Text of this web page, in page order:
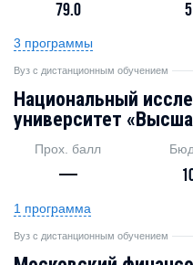
79.0 5
3 программы
Вуз с дистанционным обучением
Национальный
университет
Прох. балл
—
1 программа
Вуз с дистанционным обучением